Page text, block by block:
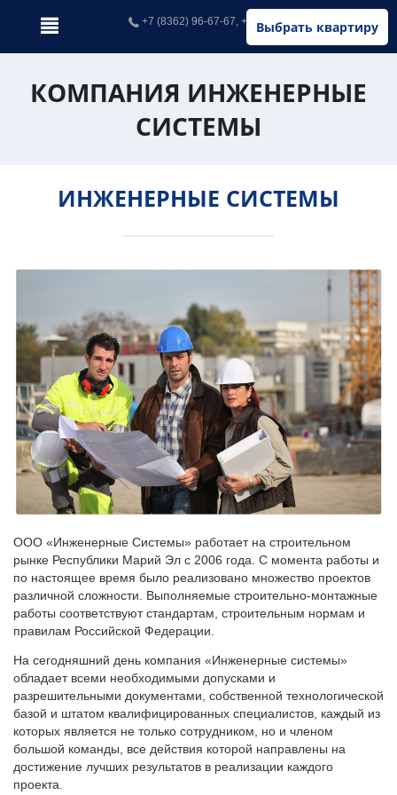
Выбрать квартиру
+7 (8362) 96-67-67, +7 (902) 326-67-67
КОМПАНИЯ ИНЖЕНЕРНЫЕ
СИСТЕМЫ
ИНЖЕНЕРНЫЕ СИСТЕМЫ
ООО «Инженерные Системы» работает на строительном
рынке Республики Марий Эл с 2006 года. С момента работы и
по настоящее время было реализовано множество проектов
различной сложности. Выполняемые строительно-монтажные
работы соответствуют стандартам, строительным нормам и
правилам Российской Федерации.
На сегодняшний день компания «Инженерные системы»
обладает всеми необходимыми допусками и
разрешительными документами, собственной технологической
базой и штатом квалифицированных специалистов, каждый из
которых является не только сотрудником, но и членом
большой команды, все действия которой направлены на
достижение лучших результатов в реализации каждого
проекта.